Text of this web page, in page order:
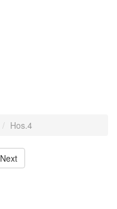
Hos.4
Next